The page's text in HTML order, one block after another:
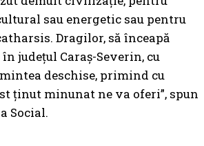
sau energetic sau pentru
Dragilor, să înceapă
județul Caraș-Severin, cu
deschise, primind cu
ținut minunat ne va oferi”, spun
Social.